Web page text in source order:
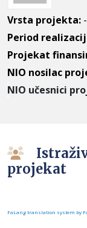
Vrsta projekta:
Period
Projekat
NIO nosilac
NIO učesnici
projekat
FaLang translation system by